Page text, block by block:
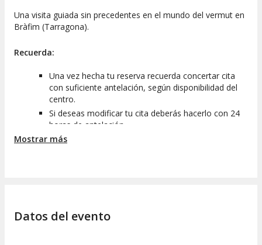
Una visita guiada sin precedentes en el mundo del vermut en
Bràfim (Tarragona).
Recuerda:
Una vez hecha tu reserva recuerda concertar cita
con suficiente antelación, según disponibilidad del
centro.
Si deseas modificar tu cita deberás hacerlo con 24
horas de antelación.
Si no puedes asistir, otra persona podrá disfrutar de
Mostrar más
Datos del evento